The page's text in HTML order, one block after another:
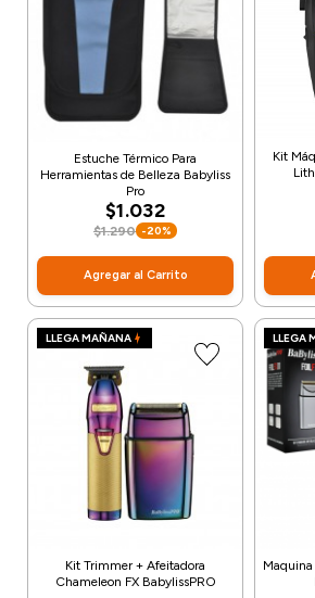
Estuche Térmico Para
Herramientas de Belleza Babyliss
Pro
$1.032
$1.290 -20%
Agregar al Carrito
Kit
LLEGA MAÑANA
Kit Trimmer + Afeitadora
Chameleon FX BabylissPRO
LLEGA
Maquina